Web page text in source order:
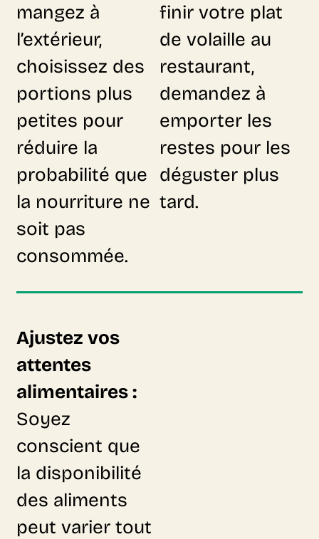
mangez à
l’extérieur,
choisissez des
portions plus
petites pour
réduire la
probabilité que
la nourriture ne
soit pas
consommée.
finir votre plat
de volaille au
restaurant,
demandez à
emporter les
restes pour les
déguster plus
tard.
Ajustez vos
attentes
alimentaires :
Soyez
conscient que
la disponibilité
des aliments
peut varier tout